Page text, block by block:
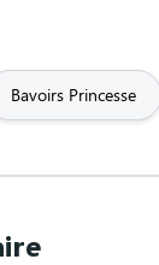
Bavoirs Princesse